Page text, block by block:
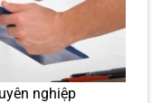
nghiệp